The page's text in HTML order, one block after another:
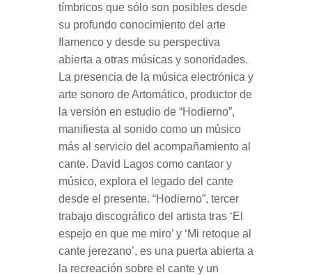
tímbricos que sólo son posibles desde
su profundo conocimiento del arte
flamenco y desde su perspectiva
abierta a otras músicas y sonoridades.
La presencia de la música electrónica y
arte sonoro de Artomático, productor de
la versión en estudio de “Hodierno”,
manifiesta al sonido como un músico
más al servicio del acompañamiento al
cante. David Lagos como cantaor y
músico, explora el legado del cante
desde el presente. “Hodierno”, tercer
trabajo discográfico del artista tras ‘El
espejo en que me miro’ y ‘Mi retoque al
cante jerezano’, es una puerta abierta a
la recreación sobre el cante y un